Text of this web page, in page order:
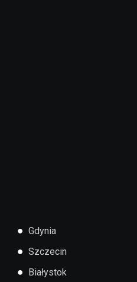
● Gdynia
● Szczecin
● Białystok